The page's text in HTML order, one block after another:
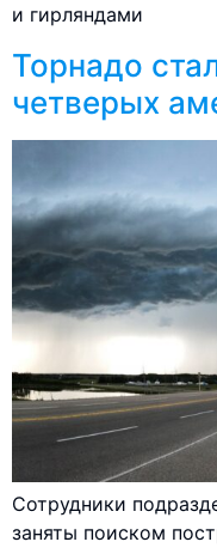
и гирляндами
Торнадо
четверых
Сотрудники
заняты поиском